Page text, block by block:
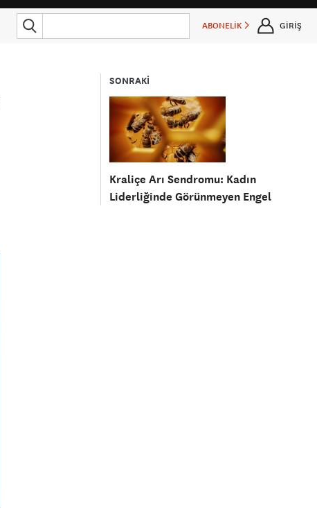
ABONELİK GİRİŞ
SONRAKİ
Kraliçe Arı Sendromu: Kadın
Liderliğinde Görünmeyen Engel